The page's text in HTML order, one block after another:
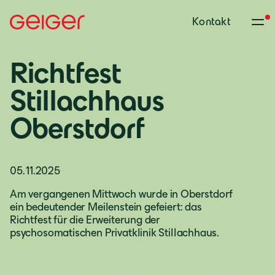
Kontakt
Richtfest
Stillachhaus
Oberstdorf
05.11.2025
Am vergangenen Mittwoch wurde in Oberstdorf
ein bedeutender Meilenstein gefeiert: das
Richtfest für die Erweiterung der
psychosomatischen Privatklinik Stillachhaus.